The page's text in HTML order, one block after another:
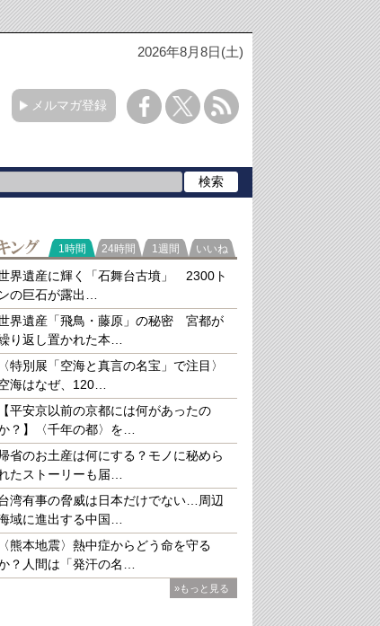
2026年8月8日(土)
メルマガ登録
ランキング
1時間 24時間 1週間 いいね
界遺産に輝く「石舞台古墳」 2300ト
ンの巨石が露出…
界遺産「飛鳥・藤原」の秘密 宮都が
り返し置かれた本…
〈特別展「空海と真言の名宝」で注目〉
海はなぜ、120…
【平安京以前の京都には何があったの
？】〈千年の都〉を…
省のお土産は何にする？モノに秘めら
たストーリーも届…
湾有事の脅威は日本だけでない…周辺
域に進出する中国…
〈熊本地震〉熱中症からどう命を守る
？人間は「発汗の名…
»もっと見る